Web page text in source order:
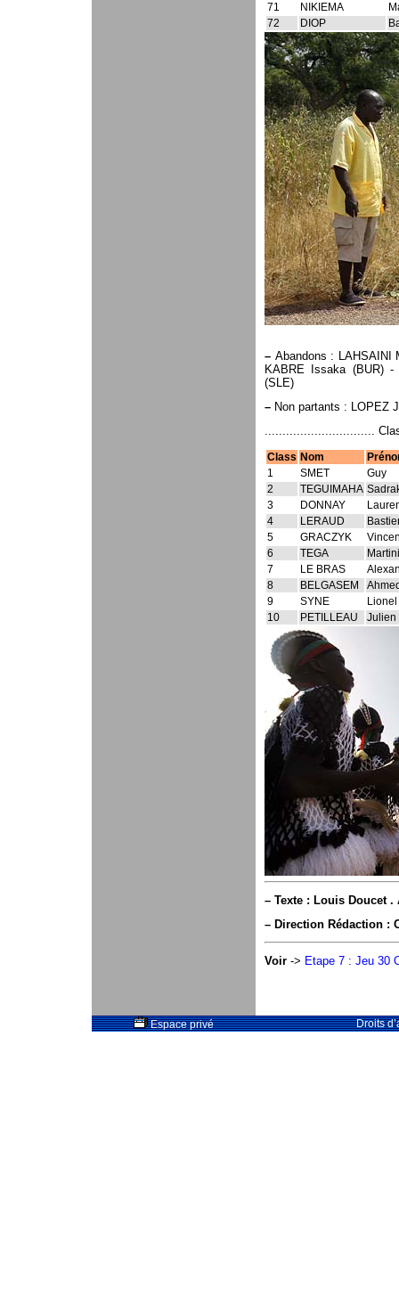
71
NIKIEMA
72
DIOP
– Abandons : LAHSAINI
KABRE Issaka (BUR) -
(SLE)
– Non partants : LOPEZ
...............................
Class Nom
1
SMET
Guy
2
TEGUIMAHA
3
DONNAY
4
LERAUD
5
GRACZYK
6
TEGA
7
LE BRAS
8
BELGASEM
9
SYNE
Lionel
10
PETILLEAU Julien
– Texte : Louis Doucet .
– Direction Rédaction :
Voir -> Etape 7 : Jeu 30
Espace privé Droits